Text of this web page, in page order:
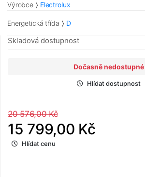
Výrobce
Electrolux
Energetická třída D
Skladová dostupnost
Dočasně nedostupné
Hlídat dostupnost
20 576,00 Kč
15 799,00 Kč
Hlídat cenu